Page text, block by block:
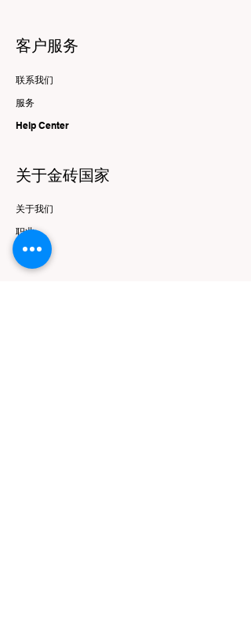
客户服务
联系我们
服务
Help Center
关于金砖国家
关于我们
职业
品牌